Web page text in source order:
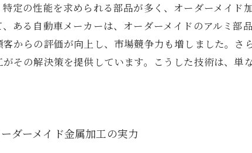
定の性能を求められる部品が多く、オーダーメイ
ある自動車メーカーは、オーダーメイドのアルミ
からの評価が向上し、市場競争力も増しました。
その解決策を提供しています。こうした技術は、
ダーメイド金属加工の実力